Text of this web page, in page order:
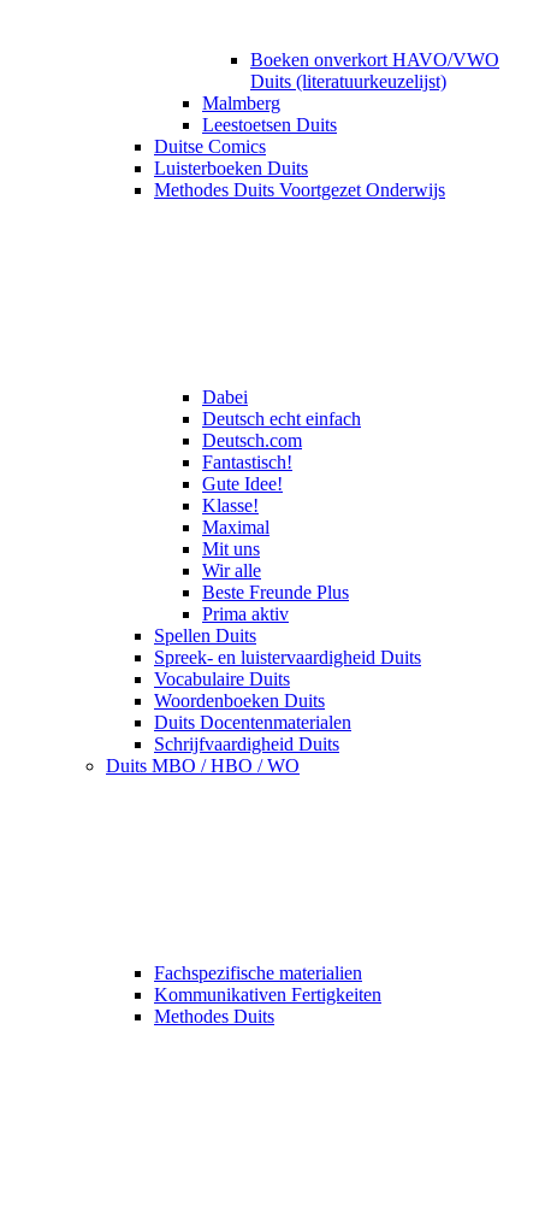
Boeken onverkort HAVO/VWO
Duits (literatuurkeuzelijst)
Malmberg
Leestoetsen Duits
Duitse Comics
Luisterboeken Duits
Methodes Duits Voortgezet Onderwijs
Dabei
Deutsch echt einfach
Deutsch.com
Fantastisch!
Gute Idee!
Klasse!
Maximal
Mit uns
Wir alle
Beste Freunde Plus
Prima aktiv
Spellen Duits
Spreek- en luistervaardigheid Duits
Vocabulaire Duits
Woordenboeken Duits
Duits Docentenmaterialen
Schrijfvaardigheid Duits
Duits MBO / HBO / WO
Fachspezifische materialien
Kommunikativen Fertigkeiten
Methodes Duits